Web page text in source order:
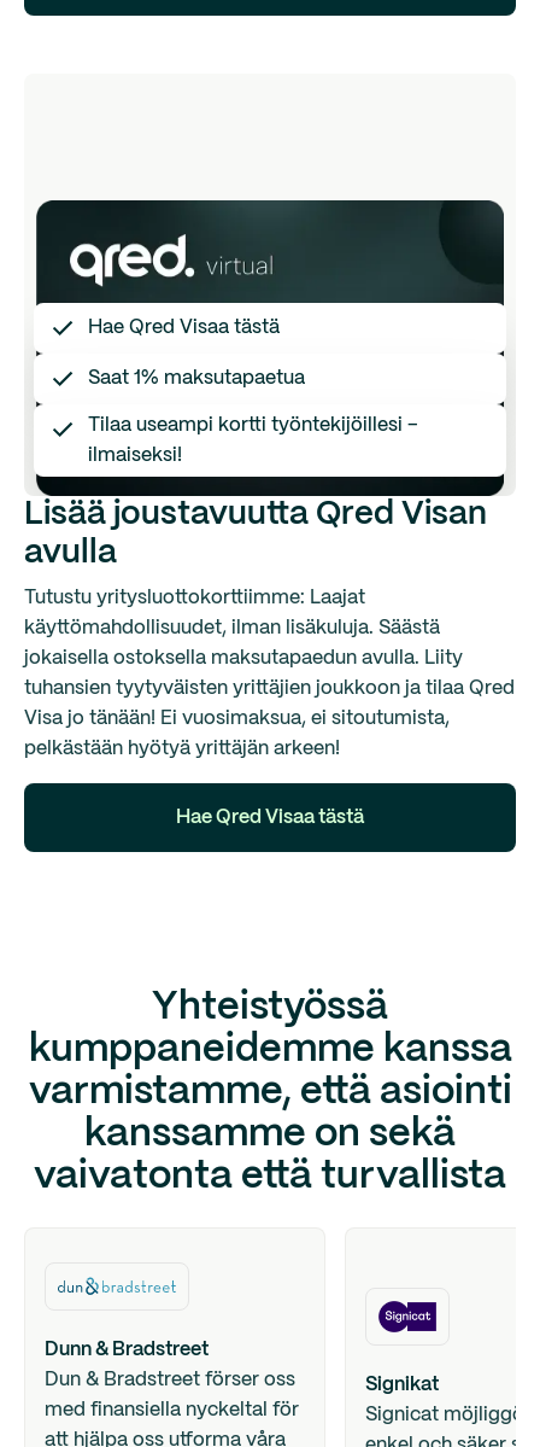
Hae Qred Visaa tästä
Saat 1% maksutapaetua
Tilaa useampi kortti työntekijöillesi –
ilmaiseksi!
Lisää joustavuutta Qred Visan
avulla
Tutustu yritysluottokorttiimme: Laajat
käyttömahdollisuudet, ilman lisäkuluja. Säästä
jokaisella ostoksella maksutapaedun avulla. Liity
tuhansien tyytyväisten yrittäjien joukkoon ja tilaa Qred
Visa jo tänään! Ei vuosimaksua, ei sitoutumista,
pelkästään hyötyä yrittäjän arkeen!
Hae Qred Visaa tästä
Yhteistyössä
kumppaneidemme kanssa
varmistamme, että asiointi
kanssamme on sekä
vaivatonta että turvallista
Dunn & Bradstreet
Dun & Bradstreet förser oss
med finansiella nyckeltal för
att hjälpa oss utforma våra
Signikat
Signicat möjliggör